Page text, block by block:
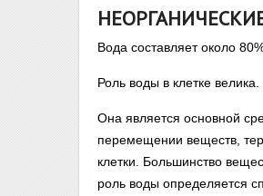
Вода составляет около
Роль воды в клетке велика.
Она является основной
перемещении веществ,
клетки. Большинство
роль воды определяется